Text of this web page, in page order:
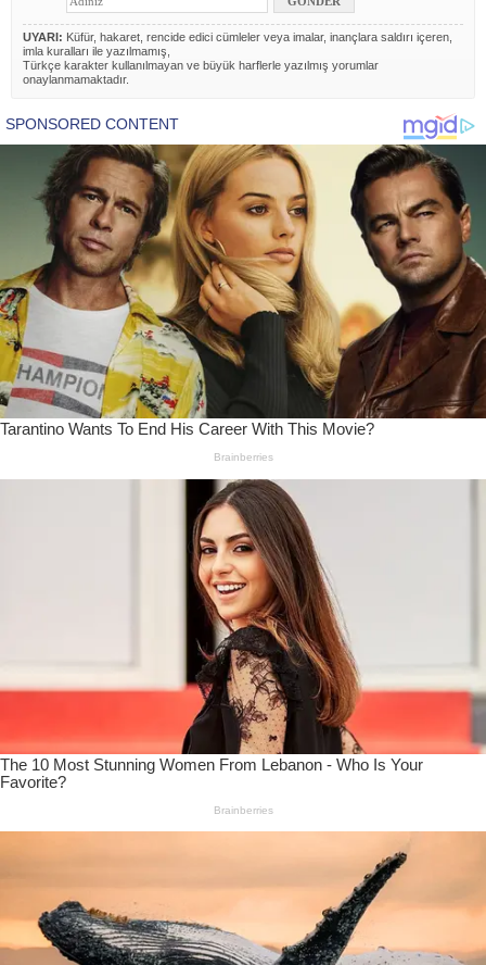
UYARI: Küfür, hakaret, rencide edici cümleler veya imalar, inançlara saldırı içeren,
imla kuralları ile yazılmamış,
Türkçe karakter kullanılmayan ve büyük harflerle yazılmış yorumlar
onaylanmamaktadır.